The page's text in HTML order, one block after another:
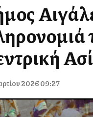
2026 09:27